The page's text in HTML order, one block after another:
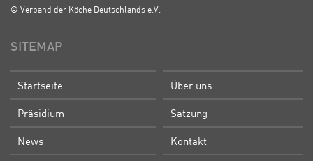
© Verband der Köche Deutschlands e.V.
SITEMAP
Startseite Über uns
Präsidium Satzung
News Kontakt